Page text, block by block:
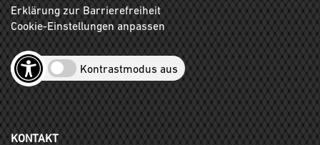
Erklärung zur Barrierefreiheit
Cookie-Einstellungen anpassen
Kontrastmodus aus
KONTAKT